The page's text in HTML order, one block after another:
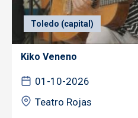
Toledo (capital)
Kiko Veneno
01-10-2026
Teatro Rojas